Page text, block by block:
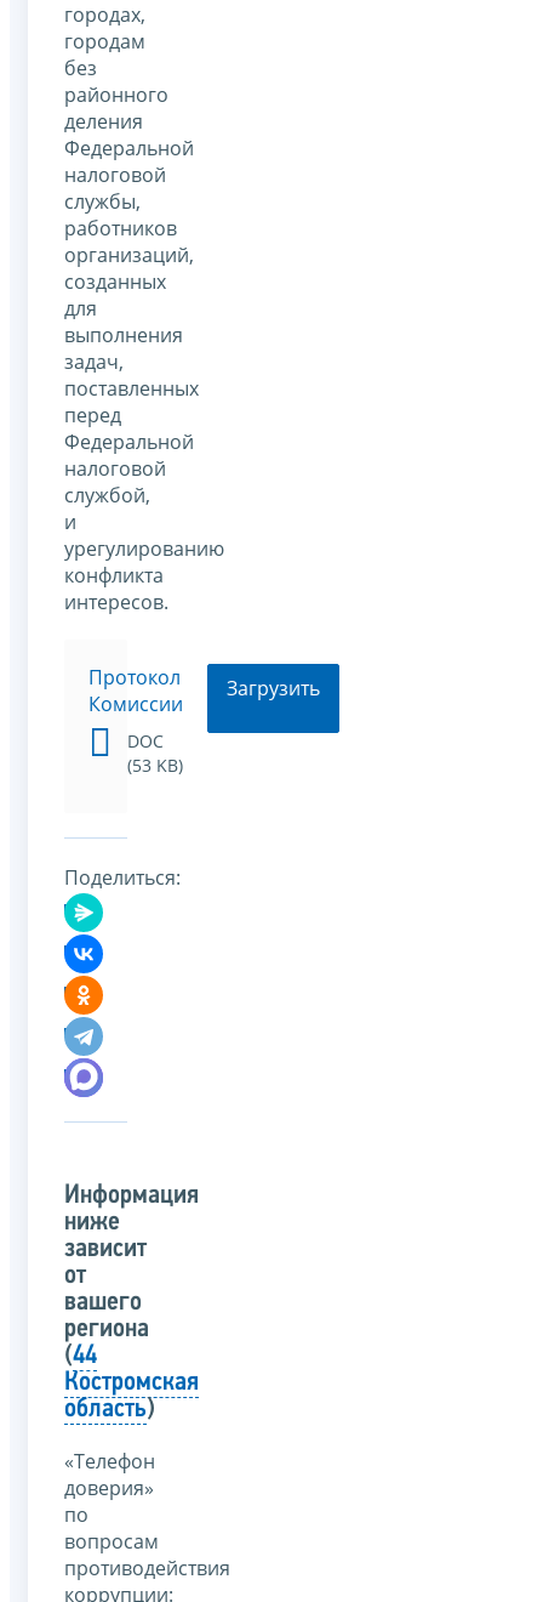
городах,
городам
без
районного
деления
Федеральной
налоговой
службы,
работников
организаций,
созданных
для
выполнения
задач,
поставленных
перед
Федеральной
налоговой
службой,
и
урегулированию
конфликта
интересов.
Протокол
Комиссии
DOC
(53 KB)
Загрузить
Поделиться:
Информация
ниже
зависит
от
вашего
региона
(44
Костромская
область)
«Телефон
доверия»
по
вопросам
противодействия
коррупции: